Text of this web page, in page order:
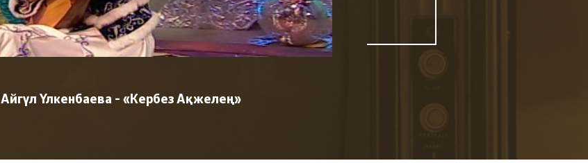
Айгүл Үлкенбаева - «Кербез Ақжелең»